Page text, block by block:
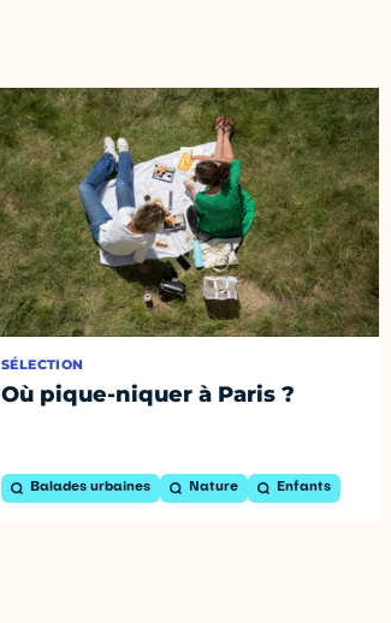
SÉLECTION
Où pique-niquer à Paris ?
Balades urbaines Nature Enfants